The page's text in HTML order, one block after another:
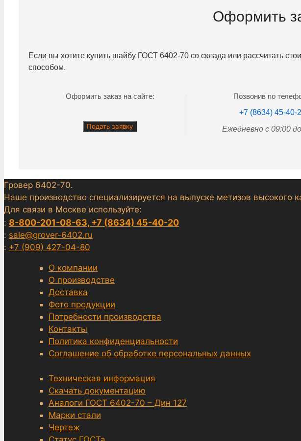
Оформить
Если вы хотите купить шайбу ГОСТ 6402-70 со склада или рассчитать
способом.
Оформить заказ на сайте:
Подать заявку
Позвонив по
+7 (8634) 45-40-
Ежедневно с 09:00
Гровер 6402-70.
Наше производство специализируется на выпуске метизов высокого
Для связи в Москве используйте:
: 8-800-201-08-63, +7 (8634) 45-40-20
: sale@grover-6402.ru
: +7 (909) 427-04-80
О компании
О производстве
Доставка
Фото продукции
Потребности производства
Контакты
Политика конфиденциальности
Соглашение об обработке персональных данных
Техническая информация
Скачать документацию
Аналоги ГОСТ 6402-70 – Дин 127
Марки стали
Чертеж